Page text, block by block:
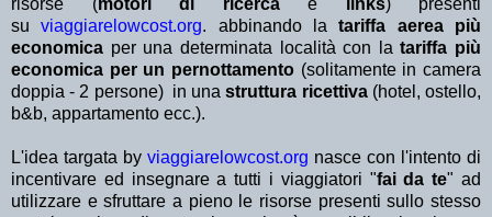
risorse (motori di ricerca e links) presenti
suviaggiarelowcost.org. abbinando la tariffa aerea più
economica per una determinata località con latariffa più
economica per un pernottamento (solitamente in camera
doppia - 2 persone) in unastruttura ricettiva(hotel, ostello,
b&b, appartamento ecc.).
L'idea targata by viaggiarelowcost.org nasce con l'intento di
incentivare ed insegnare a tutti i viaggiatori "fai da te" ad
utilizzare e sfruttare a pieno le risorse presenti sullo stesso